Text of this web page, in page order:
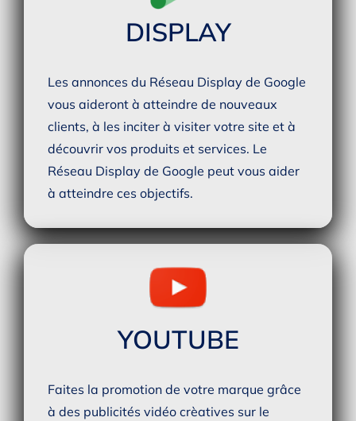
DISPLAY
Les annonces du Réseau Display de Google
vous aideront à atteindre de nouveaux
clients, à les inciter à visiter votre site et à
découvrir vos produits et services. Le
Réseau Display de Google peut vous aider
à atteindre ces objectifs.
YOUTUBE
Faites la promotion de votre marque grâce
à des publicités vidéo crèatives sur le